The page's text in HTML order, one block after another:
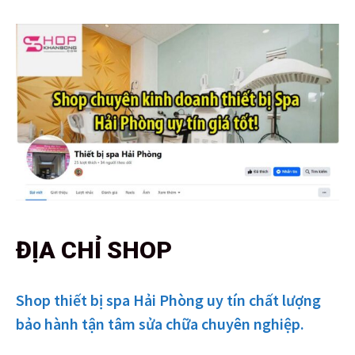
ĐỊA CHỈ SHOP
Shop thiết bị spa Hải Phòng uy tín chất lượng
bảo hành tận tâm sửa chữa chuyên nghiệp.